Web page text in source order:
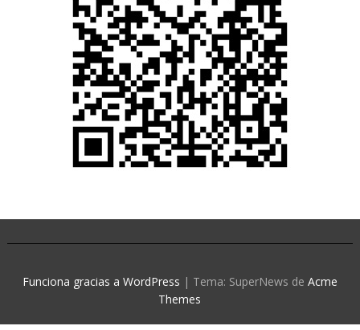
Funciona gracias a WordPress | Tema: SuperNews de Acme
Themes